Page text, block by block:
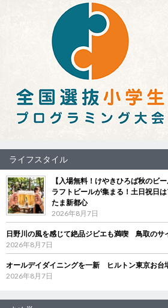
ライフスタイル
【入場無料！けやきひろば秋のビ
ラフトビールが集まる！土日祝日
たま新都心
2026年8月7日
日野川の風を感じて絶品ジビエも満喫 鳥取のサ
2026年8月7日
オールデイダイニングを一新 ヒルトン東京お台
2026年8月7日